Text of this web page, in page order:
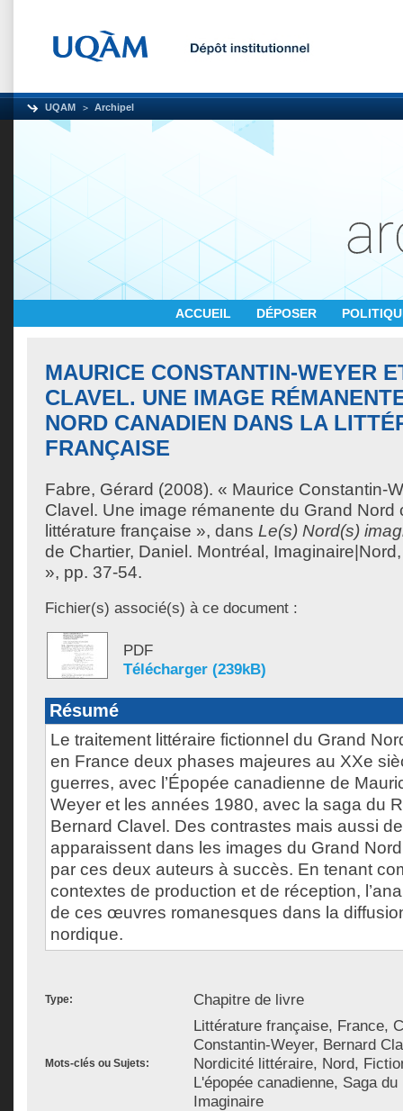
UQAM Archipel
ACCUEIL DÉPOSER
MAURICE CONSTANTIN-WEYER
CLAVEL. UNE IMAGE
NORD CANADIEN DANS LA
FRANÇAISE
Fabre, Gérard (2008). « Maurice Constantin-
Clavel. Une image rémanente du Grand Nord
littérature française », dans Le(s) Nord(s)
de Chartier, Daniel . Montréal,
», pp. 37-54.
Fichier(s) associé(s) à ce document :
PDF
Télécharger (239kB)
Résumé
Le traitement littéraire fictionnel du Grand
en France deux phases majeures au XXe
guerres, avec l’Épopée canadienne de
Weyer et les années 1980, avec la saga du
Bernard Clavel. Des contrastes mais aussi
apparaissent dans les images du Grand
par ces deux auteurs à succès. En tenant
contextes de production et de réception,
de ces œuvres romanesques dans la
nordique.
Type: Chapitre de livre
Mots-clés ou Sujets:
Littérature française, France,
Constantin-Weyer, Bernard
Nordicité littéraire, Nord,
L'épopée canadienne, Saga
Imaginaire